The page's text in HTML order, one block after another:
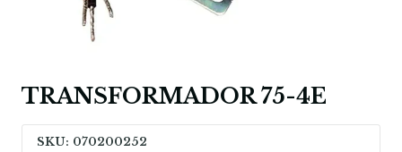
TRANSFORMADOR 75-4E
SKU: 070200252